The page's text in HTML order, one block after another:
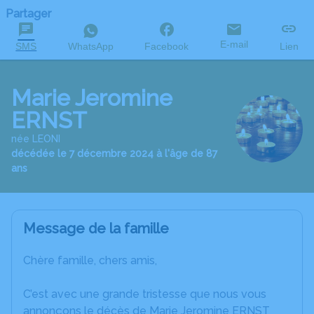
Partager
SMS WhatsApp Facebook E-mail Lien
Marie Jeromine
ERNST
née LEONI
décédée le 7 décembre 2024 à l'âge de 87
ans
Message de la famille
Chère famille, chers amis,
C’est avec une grande tristesse que nous vous
annonçons le décès de Marie Jeromine ERNST